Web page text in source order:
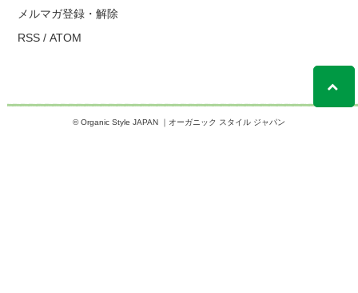
メルマガ登録・解除
RSS /ATOM
© Organic Style JAPAN ｜オーガニック スタイル ジャパン